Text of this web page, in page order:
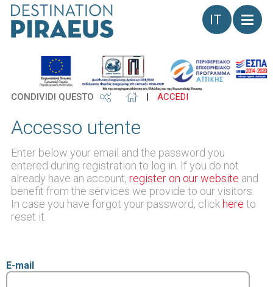
Lingua
CONDIVIDI QUESTO | ACCEDI
Accesso utente
Enter below your email and the password you
entered during registration to log in. If you do not
already have an account, register on our website and
benefit from the services we provide to our visitors.
In case you have forgot your password, click here to
reset it.
E-mail